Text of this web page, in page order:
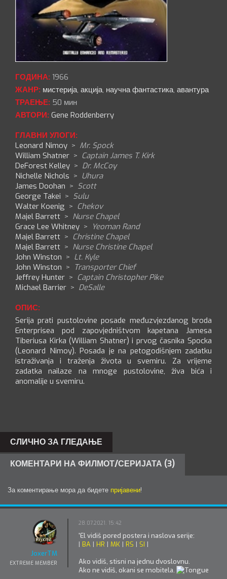
ГОДИНА: 1966
ЖАНР: мистерија, акција, научна фантастика, авантура
ТРАЕЊЕ: 50 мин
АВТОРИ: Gene Roddenberry
ГЛАВНИ УЛОГИ:
Leonard Nimoy > Mr. Spock
William Shatner > Captain James T. Kirk
DeForest Kelley > Dr. McCoy
Nichelle Nichols > Uhura
James Doohan > Scott
George Takei > Sulu
Walter Koenig > Chekov
Majel Barrett > Nurse Chapel
Grace Lee Whitney > Yeoman Rand
Majel Barrett > Christine Chapel
Majel Barrett > Nurse Christine Chapel
John Winston > Lt. Kyle
John Winston > Transporter Chief
Jeffrey Hunter > Captain Christopher Pike
Michael Barrier > DeSalle
ОПИС:
Serija prati pustolovine posade međuzvjezdanog broda
Enterprisea pod zapovjedništvom kapetana Jamesa
Tiberiusa Kirka (William Shatner) i prvog časnika Spocka
(Leonard Nimoy). Posada je na petogodišnjem zadatku
istraživanja i traženja života u svemiru. Za vrijeme
zadatka nailaze na mnoge pustolovine, živa bića i
anomalije u svemiru.
СЛИЧНО ЗА ГЛЕДАЊЕ
КОМЕНТАРИ НА ФИЛМОТ/СЕРИЈАТА (3)
За коментирање мора да бидете пријавени!
JoxerTM
EXTREME MEMBER
28.07.2021. 15:42
'El vidiš pored postera i naslova serije:
| BA | HR | MK | RS | SI |
Ako vidiš, stisni na jednu dvoslovnu.
Ako ne vidiš, okani se mobitela.